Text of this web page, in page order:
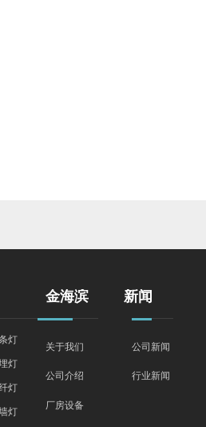
灯
灯
灯
灯
金海滨
关于我们
公司介绍
厂房设备
新闻
公司新闻
行业新闻